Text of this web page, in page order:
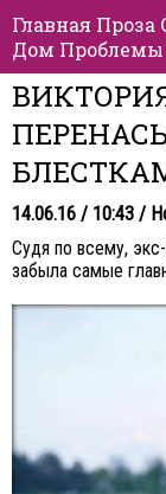
Главная Проза
Дом Проблемы
14.06.16 / 10:43 /
Судя по всему,
забыла самые